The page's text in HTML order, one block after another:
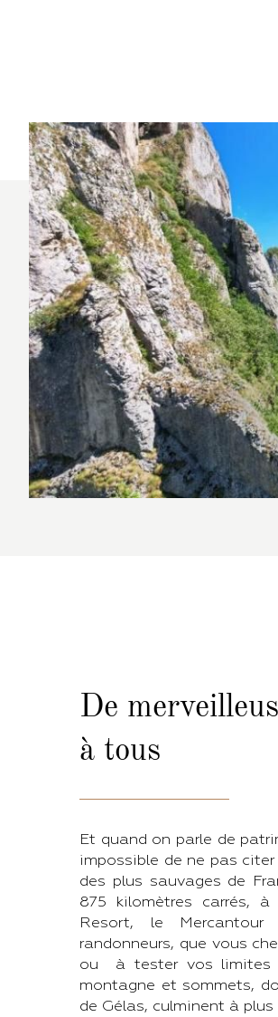
De
à tous
Et quand on parle de
impossible de ne pas
des plus sauvages de
875 kilomètres carrés,
Resort, le
randonneurs, que vous
ou à tester vos limites
montagne et sommets,
de Gélas, culminent à